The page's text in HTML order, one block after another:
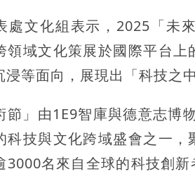
處文化組表示，2025「未
領域文化策展於國際平台
等面向，展現出「科技之
節」由1E9智庫與德意志
科技與文化跨域盛會之一
3000名來自全球的科技創